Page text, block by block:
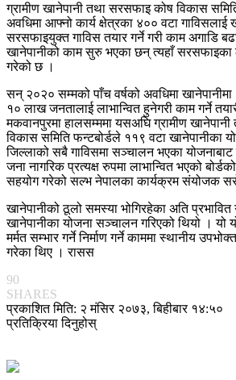
ग्रामीण खानेपानी तथा सरसफाइ कोष विकास
अवधिमा आफ्नो कार्य क्षेत्रका ४०० वटा गाविसलाई
सरसफाइयुक्त गाविस तयार गर्ने गरी काम अगाडि
खानेपानीको काम सुरु भएका छन् त्यहाँ सरसफाइका
गरेको छ ।
सन् २०२० सम्मको पाँच वर्षको अवधिमा
१० लाख जनतालाई लाभान्वित हुनेगरी काम गर्ने
मकवानपुरमा हालसम्ममा यसअघि ग्रामीण
विकास समिति फन्टबोर्डले ११९ वटा खानेपानीका
जिल्लाको सबै गाविसमा सञ्चालन भएका
जना नागरिक प्रत्यक्ष रुपमा लाभान्वित भएको
सहयोग गरेको सल्भ नेपालका कार्यक्रम संयोजक
खानेपानीको ठूलो समस्या भोगिरहेका अति प्रभावित
खानेपानीका योजना सञ्चालन गरिएको थियो । यो
मर्मत सम्भार गर्ने निर्माण गर्ने काममा स्थानीय
गरेका थिए । रासस
90
SHARES
प्रकाशित मिति: २ मंसिर २०७३, बिहीबार १४:५०
प्रतिक्रिया दिनुहोस्